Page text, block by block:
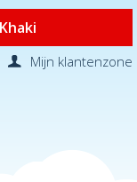
Mijn klantenzone